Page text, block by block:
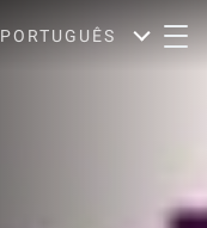
PORTUGUÊS